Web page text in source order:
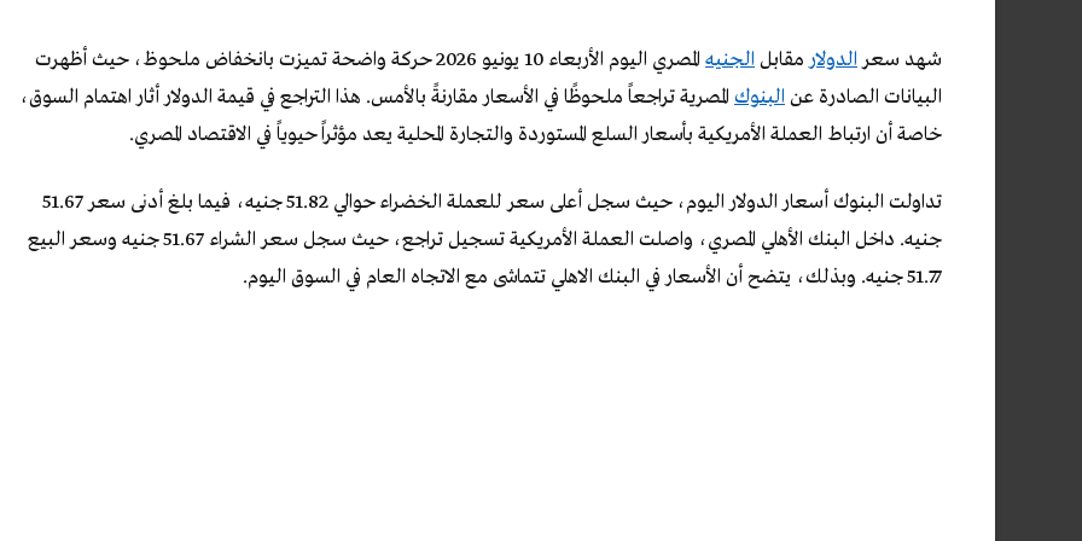
شهد سعر الدولار مقابل الجنيه
المصري اليوم الأربعاء 10 يونيو 2026 حركة واضحة تميزت بانخفاض ملحوظ، حيث أظهرت
البيانات الصادرة عن البنوك المصرية تراجعاً ملحوظًا في الأسعار مقارنةً بالأمس. هذا التراجع في قيمة الدولار أثار اهتمام السوق،
خاصة أن ارتباط العملة الأمريكية بأسعار السلع المستوردة والتجارة المحلية يعد مؤثراً حيوياً في الاقتصاد المصري.
تداولت البنوك أسعار الدولار اليوم، حيث سجل أعلى سعر للعملة الخضراء حوالي 51.82 جنيه، فيما بلغ أدنى سعر 51.67
جنيه. داخل البنك الأهلي المصري، واصلت العملة الأمريكية تسجيل تراجع، حيث سجل سعر الشراء 51.67 جنيه وسعر البيع
51.77 جنيه. وبذلك، يتضح أن الأسعار في البنك الاهلي تتماشى مع الاتجاه العام في السوق اليوم.